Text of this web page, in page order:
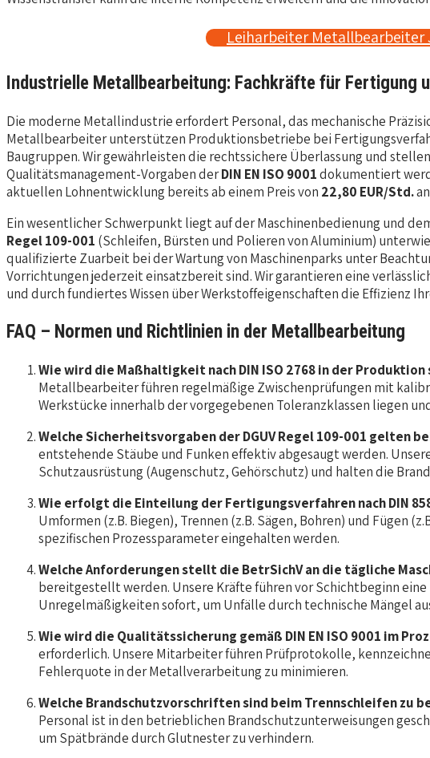
Leiharbeiter
Industrielle Metallbearbeitung: Fachkräfte für Fertigung
Die moderne Metallindustrie erfordert Personal, das mechanische
Metallbearbeiter unterstützen Produktionsbetriebe bei
Baugruppen. Wir gewährleisten die rechtssichere Überlassung und
Qualitätsmanagement-Vorgaben derDIN EN ISO 9001dokumentiert
aktuellen Lohnentwicklung bereits ab einem Preis von 22,80 EUR/Std.
Ein wesentlicher Schwerpunkt liegt auf der Maschinenbedienung und
Regel 109-001 (Schleifen, Bürsten und Polieren von Aluminium)
qualifizierte Zuarbeit bei der Wartung von Maschinenparks unter
Vorrichtungen jederzeit einsatzbereit sind. Wir garantieren eine
und durch fundiertes Wissen über Werkstoffeigenschaften die Effizienz
FAQ – Normen und Richtlinien in der Metallbearbeitung
Wie wird die Maßhaltigkeit nach DIN ISO 2768 in der
Metallbearbeiter führen regelmäßige Zwischenprüfungen mit
Werkstücke innerhalb der vorgegebenen Toleranzklassen liegen
Welche Sicherheitsvorgaben der DGUV Regel 109-001 gelten
entstehende Stäube und Funken effektiv abgesaugt werden.
Schutzausrüstung (Augenschutz, Gehörschutz) und halten die
Wie erfolgt die Einteilung der Fertigungsverfahren nach DIN
Umformen (z.B. Biegen), Trennen (z.B. Sägen, Bohren) und Fügen
spezifischen Prozessparameter eingehalten werden.
Welche Anforderungen stellt die BetrSichV an die tägliche
bereitgestellt werden. Unsere Kräfte führen vor Schichtbeginn
Unregelmäßigkeiten sofort, um Unfälle durch technische Mängel
Wie wird die Qualitätssicherung gemäß DIN EN ISO 9001 im
erforderlich. Unsere Mitarbeiter führen Prüfprotokolle,
Fehlerquote in der Metallverarbeitung zu minimieren.
Welche Brandschutzvorschriften sind beim Trennschleifen zu
Personal ist in den betrieblichen Brandschutzunterweisungen
um Spätbrände durch Glutnester zu verhindern.